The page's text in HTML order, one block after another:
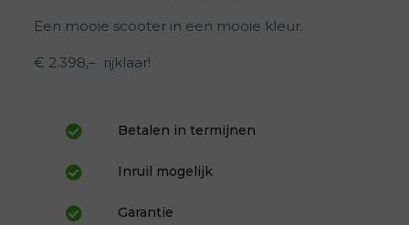
Een mooie scooter in een mooie kleur.
€ 2.398,– rijklaar!
Betalen in termijnen
Inruil mogelijk
Garantie